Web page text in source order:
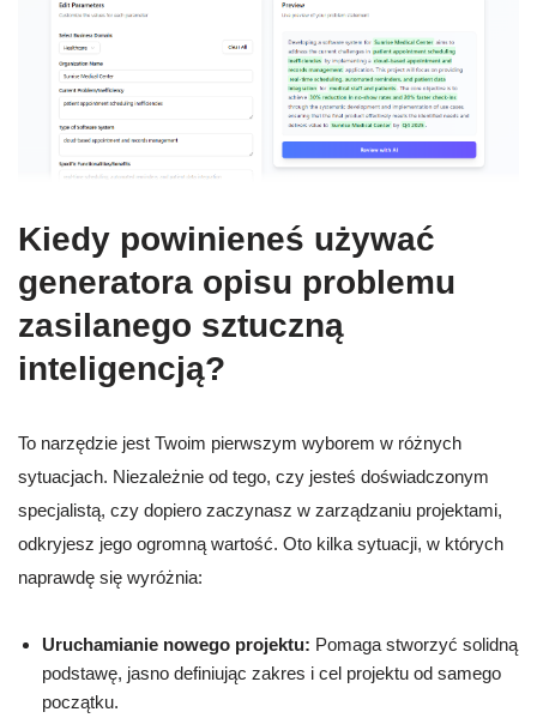
Kiedy powinieneś używać
generatora opisu problemu
zasilanego sztuczną
inteligencją?
To narzędzie jest Twoim pierwszym wyborem w różnych
sytuacjach. Niezależnie od tego, czy jesteś doświadczonym
specjalistą, czy dopiero zaczynasz w zarządzaniu projektami,
odkryjesz jego ogromną wartość. Oto kilka sytuacji, w których
naprawdę się wyróżnia:
Uruchamianie nowego projektu: Pomaga stworzyć solidną
podstawę, jasno definiując zakres i cel projektu od samego
początku.